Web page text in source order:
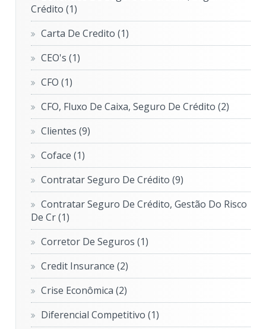
Crédito(1)
Carta De Credito(1)
CEO's(1)
CFO(1)
CFO, Fluxo De Caixa, Seguro De Crédito(2)
Clientes(9)
Coface(1)
Contratar Seguro De Crédito(9)
Contratar Seguro De Crédito, Gestão Do Risco
De Cr(1)
Corretor De Seguros(1)
Credit Insurance(2)
Crise Econômica(2)
Diferencial Competitivo(1)